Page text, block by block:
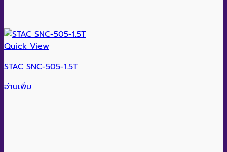
Quick View
STAC SNC-505-1.5T
อ่านเพิ่ม